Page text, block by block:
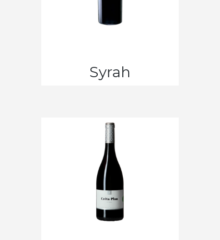
Syrah
CHF33.80
Lire la suite